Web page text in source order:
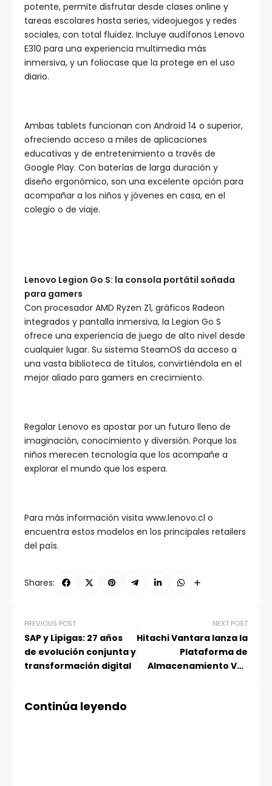
potente, permite disfrutar desde clases online y
tareas escolares hasta series, videojuegos y redes
sociales, con total fluidez. Incluye audífonos Lenovo
E310 para una experiencia multimedia más
inmersiva, y un foliocase que la protege en el uso
diario.
Ambas tablets funcionan con Android 14 o superior,
ofreciendo acceso a miles de aplicaciones
educativas y de entretenimiento a través de
Google Play. Con baterías de larga duración y
diseño ergonómico, son una excelente opción para
acompañar a los niños y jóvenes en casa, en el
colegio o de viaje.
Lenovo Legion Go S: la consola portátil soñada
para gamers
Con procesador AMD Ryzen Z1, gráficos Radeon
integrados y pantalla inmersiva, la Legion Go S
ofrece una experiencia de juego de alto nivel desde
cualquier lugar. Su sistema SteamOS da acceso a
una vasta biblioteca de títulos, convirtiéndola en el
mejor aliado para gamers en crecimiento.
Regalar Lenovo es apostar por un futuro lleno de
imaginación, conocimiento y diversión. Porque los
niños merecen tecnología que los acompañe a
explorar el mundo que los espera.
Para más información visita www.lenovo.cl o
encuentra estos modelos en los principales retailers
del país.
Shares:
PREVIOUS POST
SAP y Lipigas: 27 años
de evolución conjunta y
transformación digital
NEXT POST
Hitachi Vantara lanza la
Plataforma de
Almacenamiento VSP
Continúa leyendo